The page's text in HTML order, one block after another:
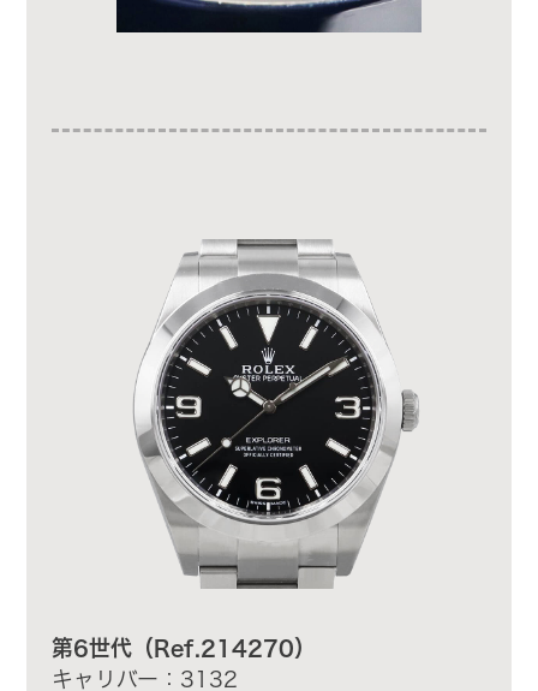
第6世代（Ref.214270）
キャリバー：3132